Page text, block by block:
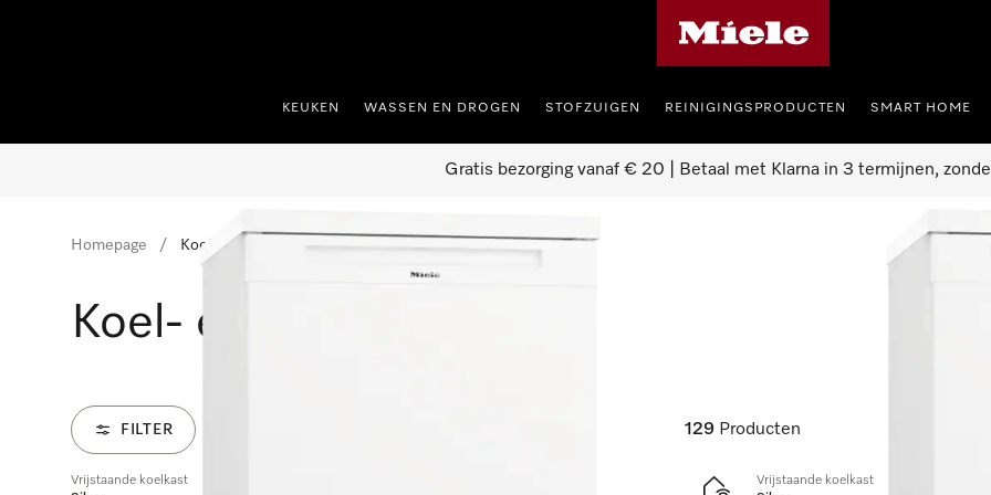
KEUKEN WASSEN EN DROGEN STOFZUIGEN REINIGINGSPRODUCTEN SMART HOME
Gratis bezorging vanaf € 20 | Betaal met Klarna in 3 termijnen,
Homepage Koel- en vriesapparaten
Koel- en vriesapparaten
FILTER 129 Producten
Vrijstaande koelkast
Vrijstaande koelkast